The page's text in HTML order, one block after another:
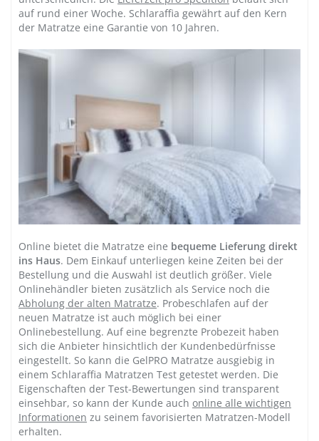
auf rund einer Woche. Schlaraffia gewährt auf den Kern
der Matratze eine Garantie von 10 Jahren.
Online bietet die Matratze eine bequeme Lieferung direkt
ins Haus. Dem Einkauf unterliegen keine Zeiten bei der
Bestellung und die Auswahl ist deutlich größer. Viele
Onlinehändler bieten zusätzlich als Service noch die
Abholung der alten Matratze. Probeschlafen auf der
neuen Matratze ist auch möglich bei einer
Onlinebestellung. Auf eine begrenzte Probezeit haben
sich die Anbieter hinsichtlich der Kundenbedürfnisse
eingestellt. So kann die GelPRO Matratze ausgiebig in
einem Schlaraffia Matratzen Test getestet werden. Die
Eigenschaften der Test-Bewertungen sind transparent
einsehbar, so kann der Kunde auch online alle wichtigen
Informationen zu seinem favorisierten Matratzen-Modell
erhalten.